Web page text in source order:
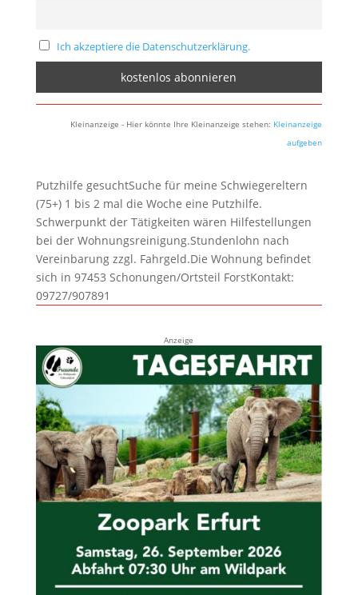
Ich akzeptiere die Datenschutzerklärung.
Kleinanzeige - Hier könnte Ihre Kleinanzeige stehen: Kleinanzeige
aufgeben
Putzhilfe gesuchtSuche für meine Schwiegereltern
(75+) 1 bis 2 mal die Woche eine Putzhilfe.
Schwerpunkt der Tätigkeiten wären Hilfestellungen
bei der Wohnungsreinigung.Stundenlohn nach
Vereinbarung zzgl. Fahrgeld.Die Wohnung befindet
sich in 97453 Schonungen/Ortsteil ForstKontakt:
09727/907891
Anzeige